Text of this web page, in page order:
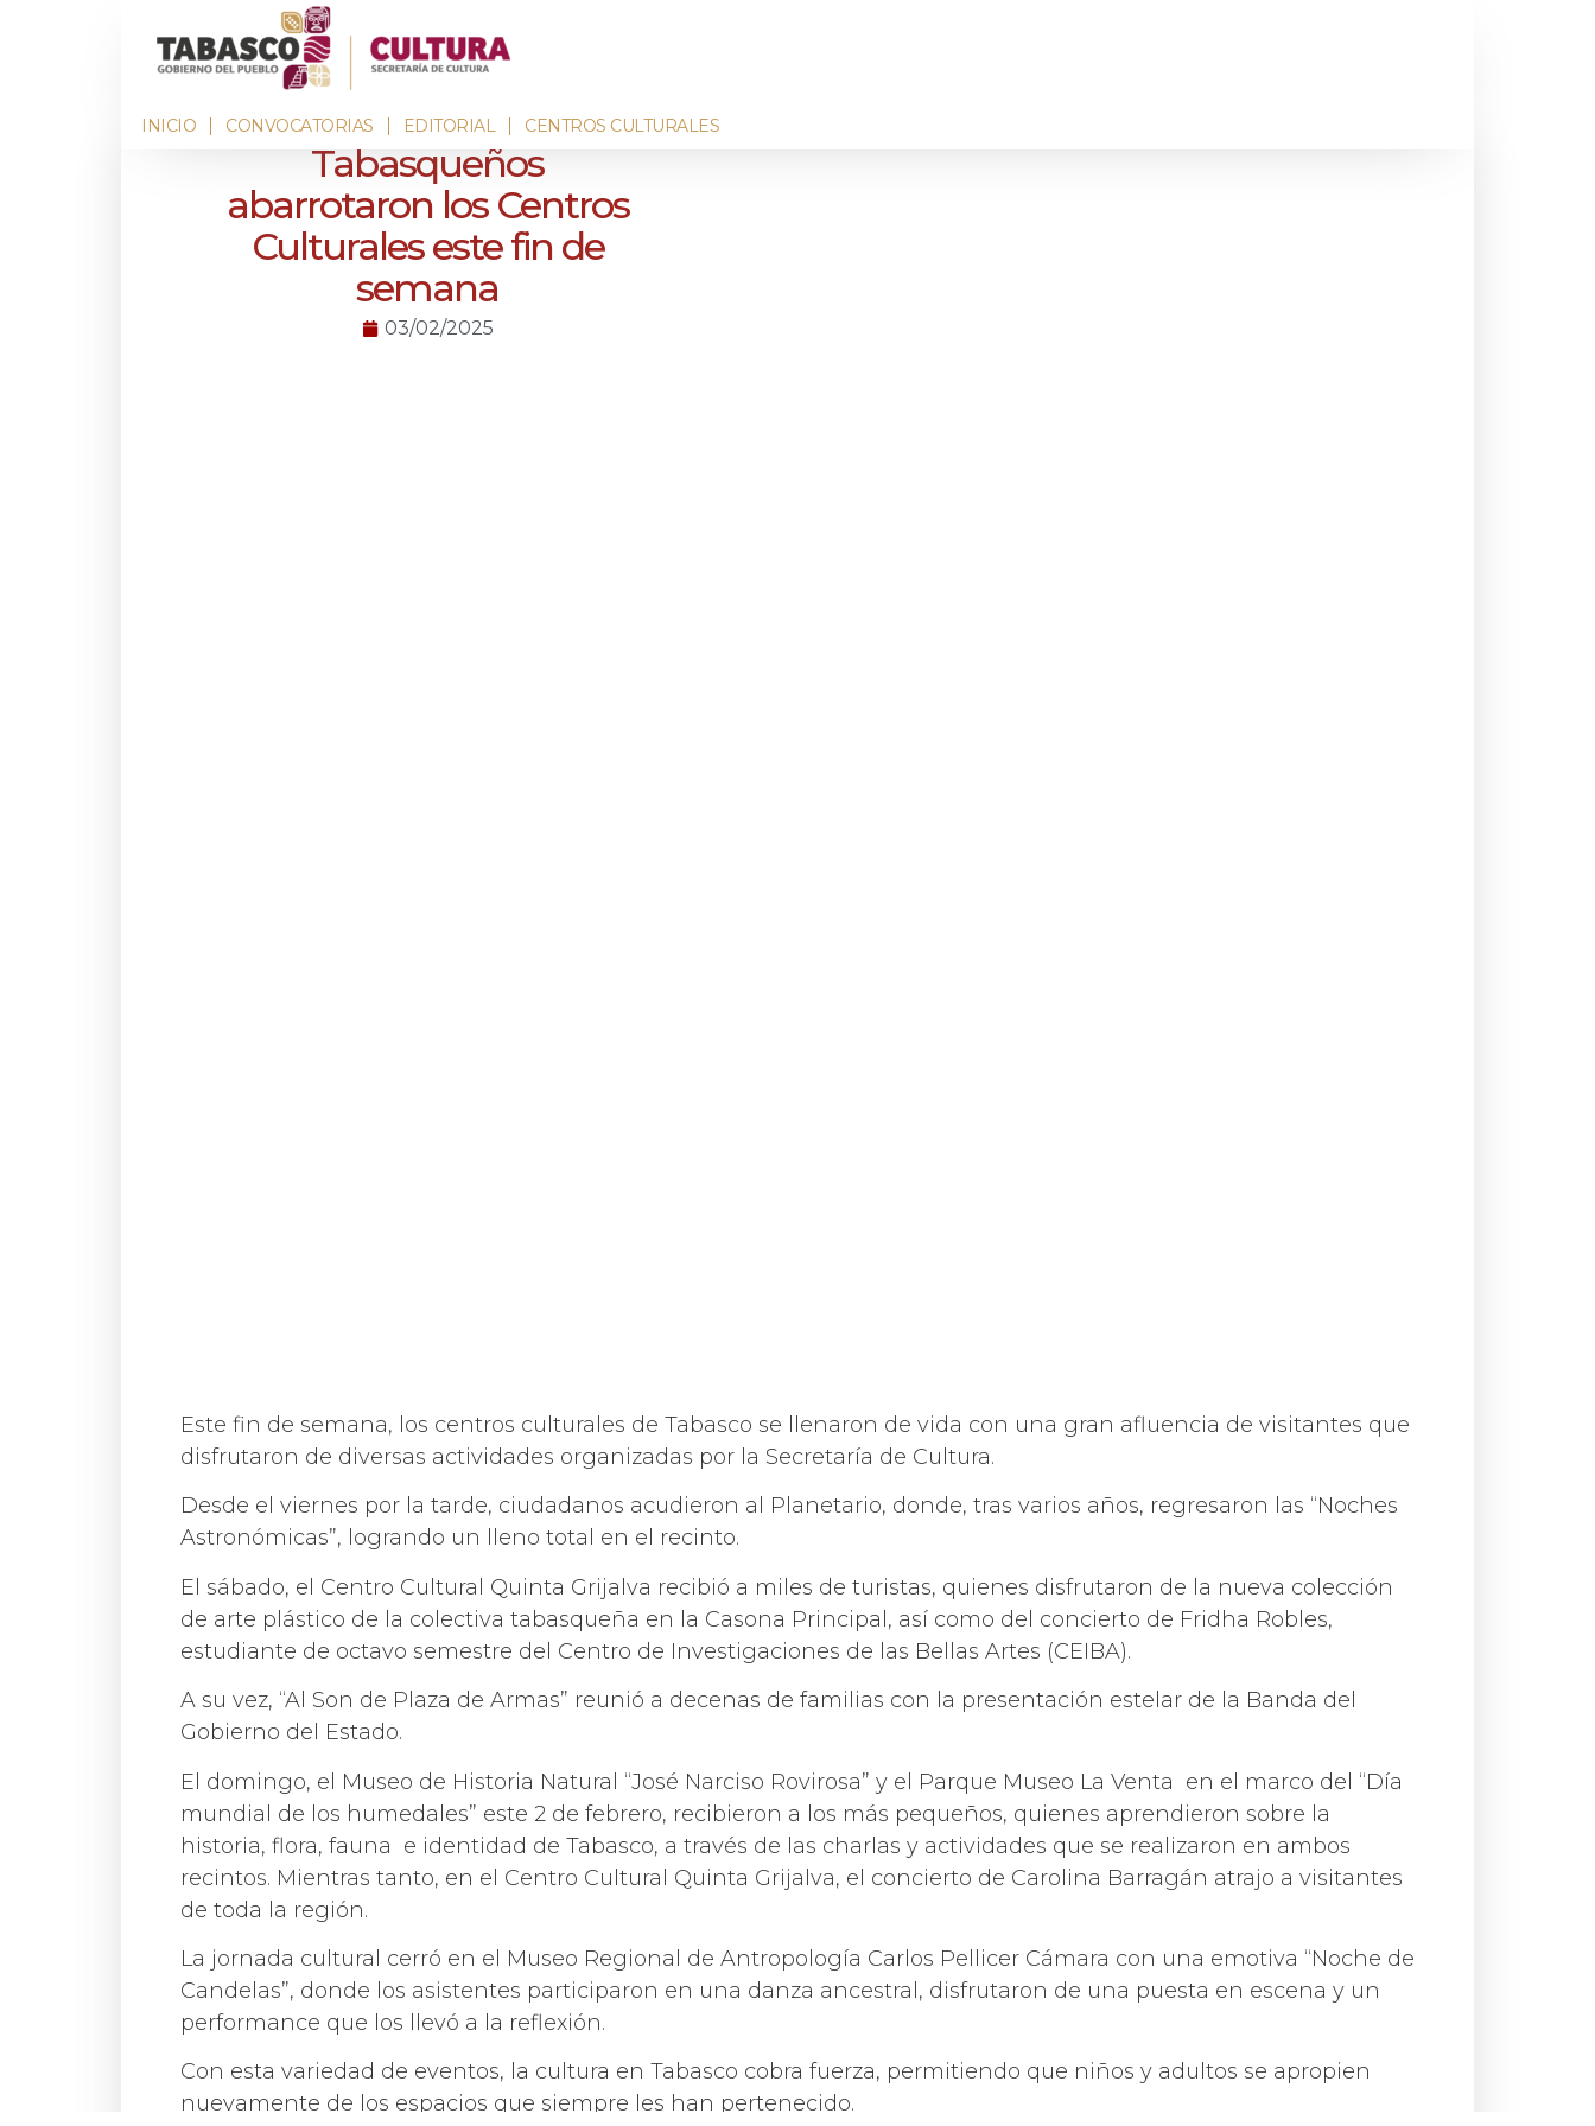
INICIO CONVOCATORIAS EDITORIAL CENTROS CULTURALES
Tabasqueños
abarrotaron los Centros
Culturales este fin de
semana
03/02/2025
Este fin de semana, los centros culturales de Tabasco se llenaron de vida con una gran afluencia de visitantes que
disfrutaron de diversas actividades organizadas por la Secretaría de Cultura.
Desde el viernes por la tarde, ciudadanos acudieron al Planetario, donde, tras varios años, regresaron las “Noches
Astronómicas”, logrando un lleno total en el recinto.
El sábado, el Centro Cultural Quinta Grijalva recibió a miles de turistas, quienes disfrutaron de la nueva colección
de arte plástico de la colectiva tabasqueña en la Casona Principal, así como del concierto de Fridha Robles,
estudiante de octavo semestre del Centro de Investigaciones de las Bellas Artes (CEIBA).
A su vez, “Al Son de Plaza de Armas” reunió a decenas de familias con la presentación estelar de la Banda del
Gobierno del Estado.
El domingo, el Museo de Historia Natural “José Narciso Rovirosa” y el Parque Museo La Venta en el marco del “Día
mundial de los humedales” este 2 de febrero, recibieron a los más pequeños, quienes aprendieron sobre la
historia, flora, fauna e identidad de Tabasco, a través de las charlas y actividades que se realizaron en ambos
recintos. Mientras tanto, en el Centro Cultural Quinta Grijalva, el concierto de Carolina Barragán atrajo a visitantes
de toda la región.
La jornada cultural cerró en el Museo Regional de Antropología Carlos Pellicer Cámara con una emotiva “Noche de
Candelas”, donde los asistentes participaron en una danza ancestral, disfrutaron de una puesta en escena y un
performance que los llevó a la reflexión.
Con esta variedad de eventos, la cultura en Tabasco cobra fuerza, permitiendo que niños y adultos se apropien
nuevamente de los espacios que siempre les han pertenecido.